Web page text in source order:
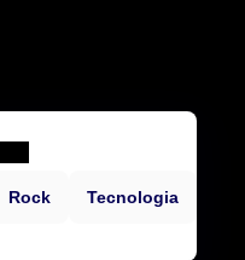
Rock Tecnologia